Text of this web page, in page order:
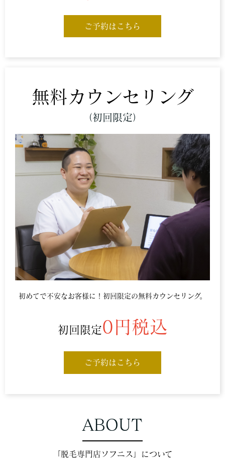
ご予約はこちら
無料 カウンセリング
（初回限定）
初めてで不安なお客様に！初回限定の無料カウンセリング。
初回限定0円税込
ご予約はこちら
ABOUT
「脱毛専門店ソフニス」について